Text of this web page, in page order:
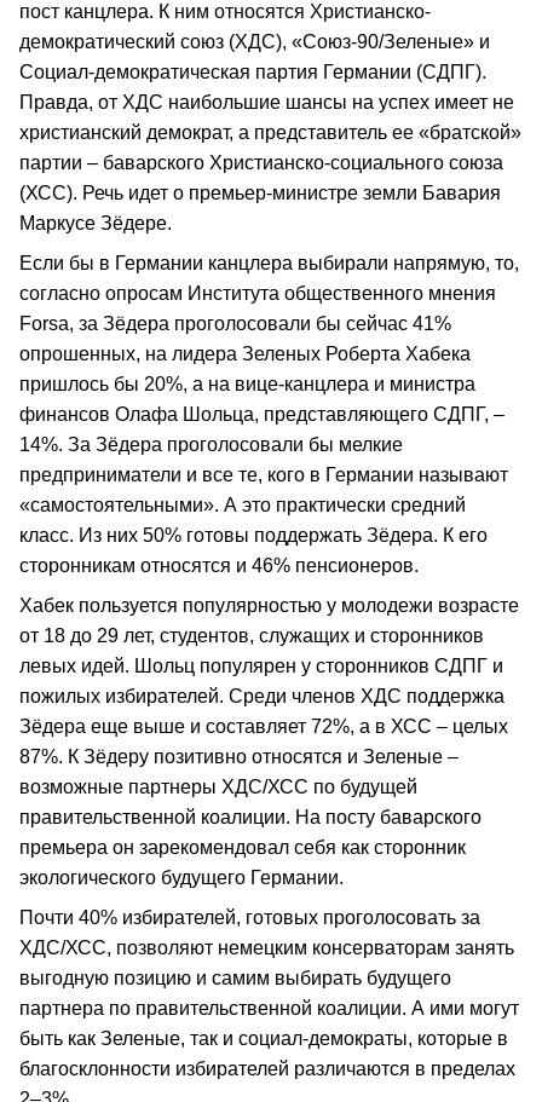
пост канцлера. К ним относятся Христианско-
демократический союз (ХДС), «Союз-90/Зеленые» и
Социал-демократическая партия Германии (СДПГ).
Правда, от ХДС наибольшие шансы на успех имеет не
христианский демократ, а представитель ее «братской»
партии – баварского Христианско-социального союза
(ХСС). Речь идет о премьер-министре земли Бавария
Маркусе Зёдере.
Если бы в Германии канцлера выбирали напрямую, то,
согласно опросам Института общественного мнения
Forsa, за Зёдера проголосовали бы сейчас 41%
опрошенных, на лидера Зеленых Роберта Хабека
пришлось бы 20%, а на вице-канцлера и министра
финансов Олафа Шольца, представляющего СДПГ, –
14%. За Зёдера проголосовали бы мелкие
предприниматели и все те, кого в Германии называют
«самостоятельными». А это практически средний
класс. Из них 50% готовы поддержать Зёдера. К его
сторонникам относятся и 46% пенсионеров.
Хабек пользуется популярностью у молодежи возрасте
от 18 до 29 лет, студентов, служащих и сторонников
левых идей. Шольц популярен у сторонников СДПГ и
пожилых избирателей. Среди членов ХДС поддержка
Зёдера еще выше и составляет 72%, а в ХСС – целых
87%. К Зёдеру позитивно относятся и Зеленые –
возможные партнеры ХДС/ХСС по будущей
правительственной коалиции. На посту баварского
премьера он зарекомендовал себя как сторонник
экологического будущего Германии.
Почти 40% избирателей, готовых проголосовать за
ХДС/ХСС, позволяют немецким консерваторам занять
выгодную позицию и самим выбирать будущего
партнера по правительственной коалиции. А ими могут
быть как Зеленые, так и социал-демократы, которые в
благосклонности избирателей различаются в пределах